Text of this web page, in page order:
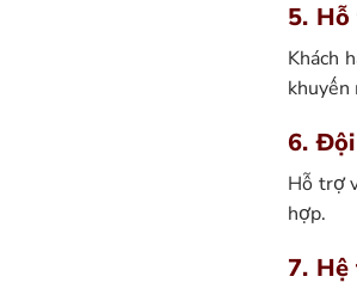
5.
Khách
khuyến
6.
Hỗ trợ
hợp.
7.